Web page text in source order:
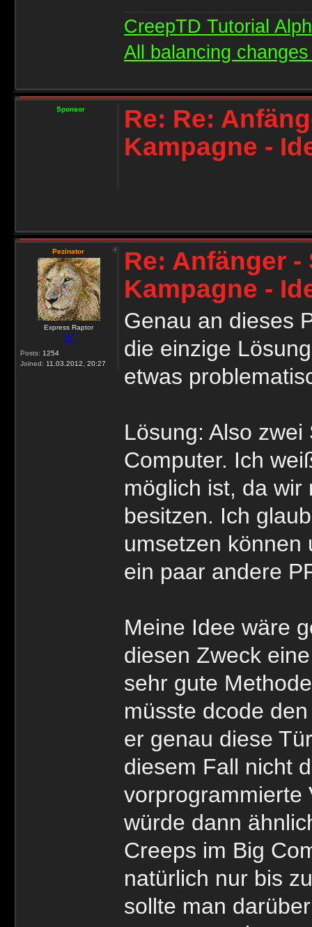
CreepTD Tutorial
All balancing
Sponsor
Re: Re:
Kampagne -
Pezinator
Express Raptor
Posts: 1254
Joined: 11.03.2012, 20:27
Re: Anfänger
Kampagne -
Genau an dieses
die einzige
etwas
Lösung: Also
Computer. Ich
möglich ist, da wir
besitzen. Ich
umsetzen können
ein paar andere
Meine Idee wäre
diesen Zweck
sehr gute
müsste dcode
er genau diese
diesem Fall nicht
vorprogrammierte
würde dann
Creeps im Big
natürlich nur bis
sollte man